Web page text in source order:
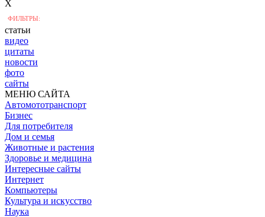
X
ФИЛЬТРЫ:
статьи
видео
цитаты
новости
фото
сайты
МЕНЮ САЙТА
Автомототранспорт
Бизнес
Для потребителя
Дом и семья
Животные и растения
Здоровье и медицина
Интересные сайты
Интернет
Компьютеры
Культура и искусство
Наука